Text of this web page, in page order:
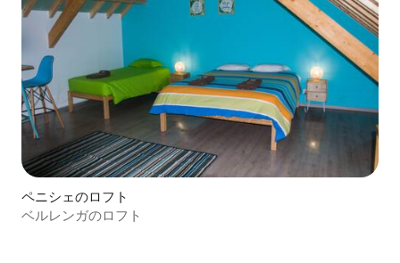
ペニシェのロフト
ベルレンガのロフト